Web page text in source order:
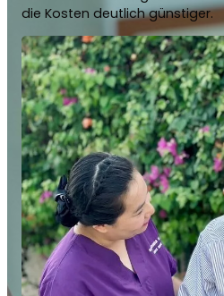
die Kosten deutlich günstiger.